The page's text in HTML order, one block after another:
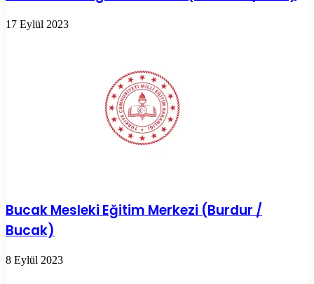
17 Eylül 2023
Bucak Mesleki Eğitim Merkezi (Burdur /
Bucak)
8 Eylül 2023